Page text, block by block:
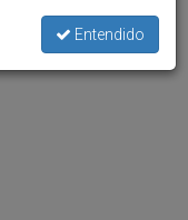
Entendido